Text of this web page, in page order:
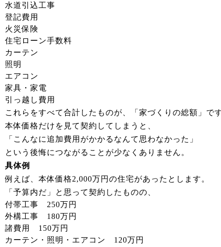
水道引込工事
登記費用
火災保険
住宅ローン手数料
カーテン
照明
エアコン
家具・家電
引っ越し費用
これらをすべて合計したものが、「家づくりの総額」で
本体価格だけを見て契約してしまうと、
「こんなに追加費用がかかるなんて思わなかった」
という後悔につながることが少なくありません。
具体例
例えば、本体価格2,000万円の住宅があったとします。
「予算内だ」と思って契約したものの、
付帯工事 250万円
外構工事 180万円
諸費用 150万円
カーテン・照明・エアコン 120万円